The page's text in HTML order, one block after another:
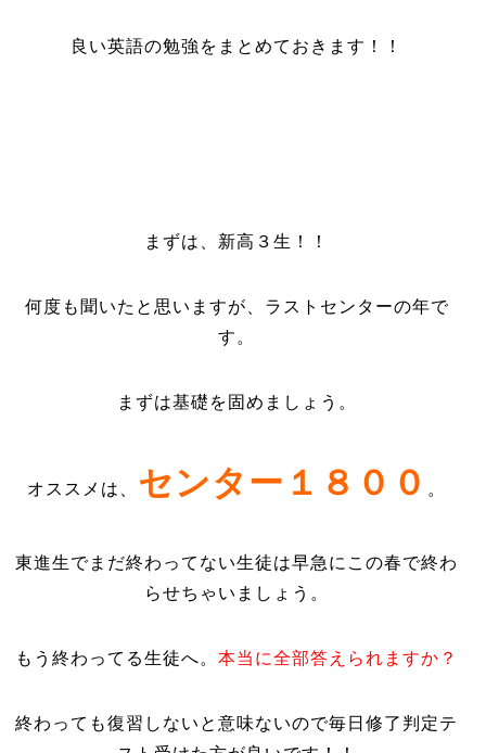
良い英語の勉強をまとめておきます！！
まずは、新高３生！！
何度も聞いたと思いますが、ラストセンターの年で
す。
まずは基礎を固めましょう。
オススメは、 センター１８００ 。
東進生でまだ終わってない生徒は早急にこの春で終わ
らせちゃいましょう。
もう終わってる生徒へ。本当に全部答えられますか？
終わっても復習しないと意味ないので毎日修了判定テ